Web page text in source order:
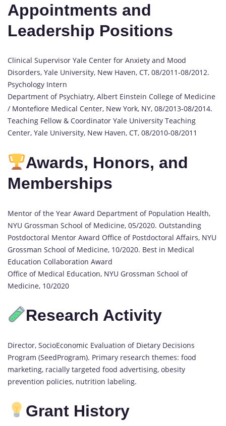
Appointments and
Leadership Positions
Clinical Supervisor Yale Center for Anxiety and Mood
Disorders, Yale University, New Haven, CT, 08/2011-08/2012.
Psychology Intern
Department of Psychiatry, Albert Einstein College of Medicine
/ Montefiore Medical Center, New York, NY, 08/2013-08/2014.
Teaching Fellow & Coordinator Yale University Teaching
Center, Yale University, New Haven, CT, 08/2010-08/2011
Awards, Honors, and
Memberships
Mentor of the Year Award Department of Population Health,
NYU Grossman School of Medicine, 05/2020. Outstanding
Postdoctoral Mentor Award Office of Postdoctoral Affairs, NYU
Grossman School of Medicine, 10/2020. Best in Medical
Education Collaboration Award
Office of Medical Education, NYU Grossman School of
Medicine, 10/2020
Research Activity
Director, SocioEconomic Evaluation of Dietary Decisions
Program (SeedProgram). Primary research themes: food
marketing, racially targeted food advertising, obesity
prevention policies, nutrition labeling.
Grant History